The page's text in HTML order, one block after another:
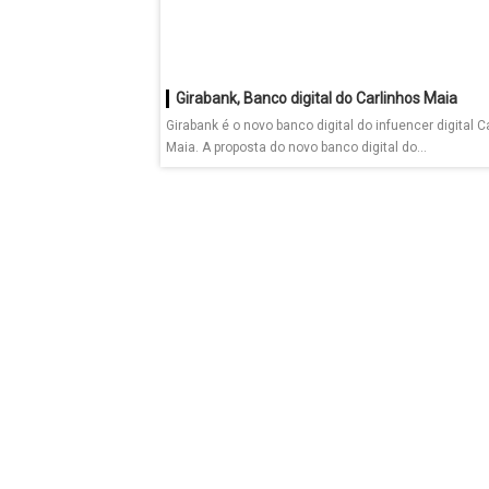
Girabank, Banco digital do Carlinhos Maia
Girabank é o novo banco digital do infuencer digital
Maia. A proposta do novo banco digital do...